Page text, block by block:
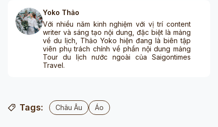
Yoko Thảo
Với nhiều năm kinh nghiệm với vị trí content
writer và sáng tạo nội dung, đặc biệt là mảng
về du lịch, Thảo Yoko hiện đang là biên tập
viên phụ trách chính về phần nội dung mảng
Tour du lịch nước ngoài của Saigontimes
Travel.
Tags: Châu Âu Áo